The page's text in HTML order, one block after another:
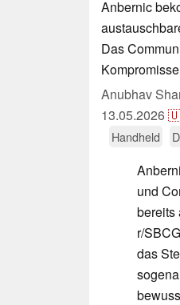
Anbernic
Das
Anubhav
13.05.2026
Handheld
und
bereits
r/
das